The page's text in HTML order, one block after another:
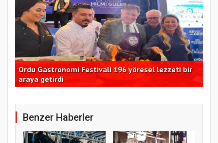
Ordu Gastronomi Festivali 196 yöresel lezzeti bir
araya getirdi
Benzer Haberler